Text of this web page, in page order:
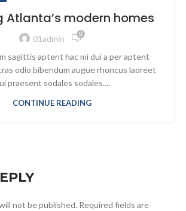
Atlanta’s modern homes
01admin 0
sagittis aptent hac mi dui a per aptent
odio bibendum augue rhoncus laoreet
praesent sodales sodales....
CONTINUE READING
not be published. Required fields are